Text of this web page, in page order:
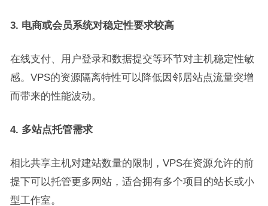
3. 电商或会员系统对稳定性要求较高
在线支付、用户登录和数据提交等环节对主机稳定性敏
感。VPS的资源隔离特性可以降低因邻居站点流量突增
而带来的性能波动。
4. 多站点托管需求
相比共享主机对建站数量的限制，VPS在资源允许的前
提下可以托管更多网站，适合拥有多个项目的站长或小
型工作室。